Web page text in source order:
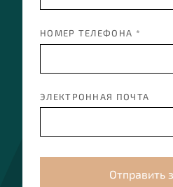
НОМЕР ТЕЛЕФОНА *
ЭЛЕКТРОННАЯ ПОЧТА
Отправить